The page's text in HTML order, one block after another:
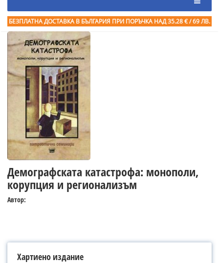
БЕЗПЛАТНА ДОСТАВКА В БЪЛГАРИЯ ПРИ ПОРЪЧКА НАД 35.28 € / 69 ЛВ.
Демографската катастрофа: монополи,
корупция и регионализъм
Автор:
Хартиено издание